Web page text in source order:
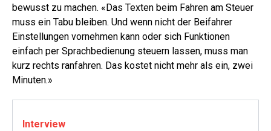
bewusst zu machen. «Das Texten beim Fahren am Steuer
muss ein Tabu bleiben. Und wenn nicht der Beifahrer
Einstellungen vornehmen kann oder sich Funktionen
einfach per Sprachbedienung steuern lassen, muss man
kurz rechts ranfahren. Das kostet nicht mehr als ein, zwei
Minuten.»
Interview